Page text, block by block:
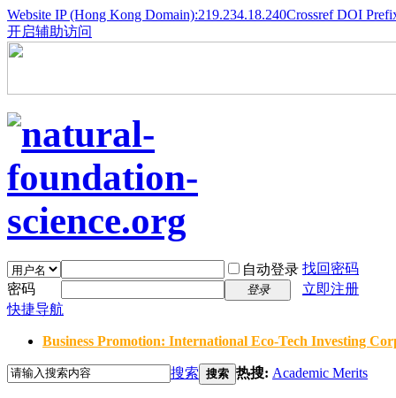
Website IP (Hong Kong Domain):219.234.18.240Crossref DOI
开启辅助访问
自动登录 找回密码
密码
登录
立即注册
快捷导航
Business Promotion: International Eco-Tech Investing
搜索 搜索 热搜: Academic Merits